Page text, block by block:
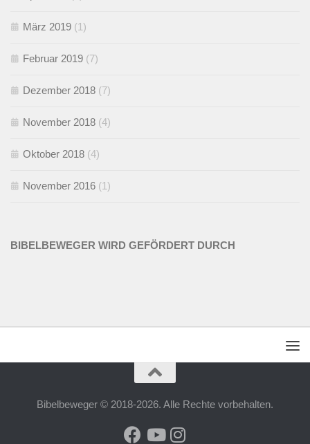
März 2019 (1)
Februar 2019 (7)
Dezember 2018 (7)
November 2018 (4)
Oktober 2018 (4)
November 2016 (1)
BIBELBEWEGER WIRD GEFÖRDERT DURCH
Bibelbeweger © 2018-2026. Alle Rechte vorbehalten.